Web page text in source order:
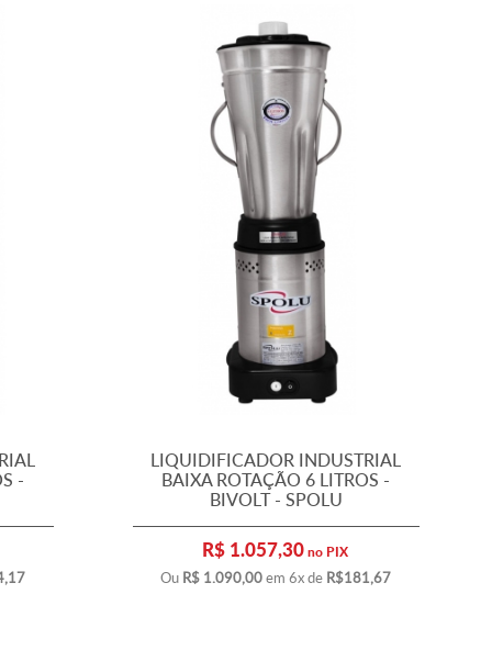
-
LIQUIDIFICADOR INDUSTRIAL
BAIXA ROTAÇÃO 6 LITROS -
BIVOLT - SPOLU
R$ 1.057,30no PIX
Ou R$ 1.090,00em 6x de R$181,67